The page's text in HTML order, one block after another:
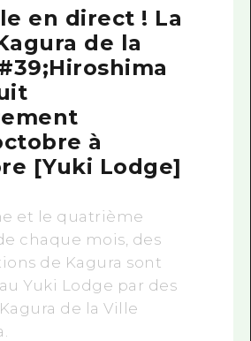
en direct ! La
de la
à
[Yuki Lodge]
et le quatrième
chaque mois, des
de Kagura sont
Yuki Lodge par des
de la Ville